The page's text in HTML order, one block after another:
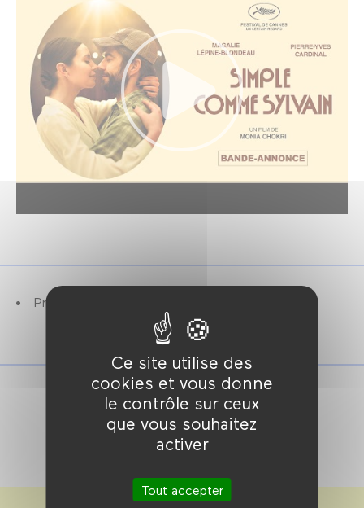
Ce site utilise des
cookies et vous donne
le contrôle sur ceux
que vous souhaitez
activer
Tout accepter
Présenté par Iris Brey (autrice et réalisatrice).